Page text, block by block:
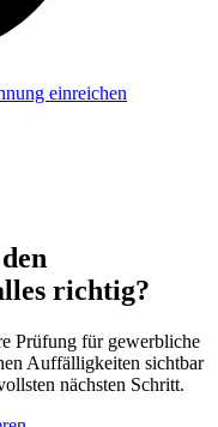
einreichen
richtig?
Prüfung für gewerbliche
Auffälligkeiten sichtbar
nächsten Schritt.